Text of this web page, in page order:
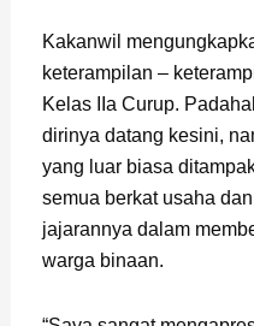
Kakanwil
keterampilan –
Kelas IIa Curup.
dirinya datang kesini,
yang luar biasa
semua berkat usaha
jajarannya dalam
warga binaan.